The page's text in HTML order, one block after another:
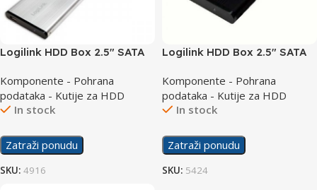
Logilink HDD Box 2.5″ SATA
Komponente - Pohrana
podataka - Kutije za HDD
In stock
Zatraži ponudu
SKU: 4916
Logilink HDD Box 2.5″ SATA
Komponente - Pohrana
podataka - Kutije za HDD
In stock
Zatraži ponudu
SKU: 5424